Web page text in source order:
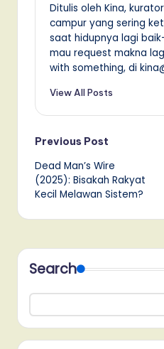
Ditulis oleh Kina,
campur yang sering
saat hidupnya lagi
mau request makna
with something, di
View All Posts
Post
navigation
Previous Post
Dead Man’s Wire
(2025): Bisakah Rakyat
Kecil Melawan Sistem?
Search